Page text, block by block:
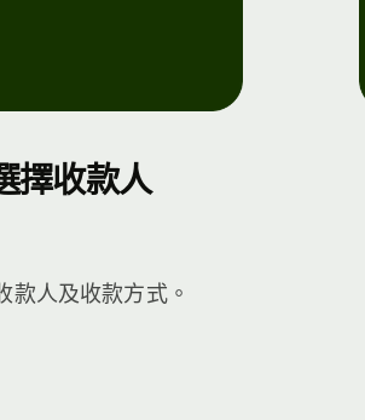
擇收款人
款人及收款方式。